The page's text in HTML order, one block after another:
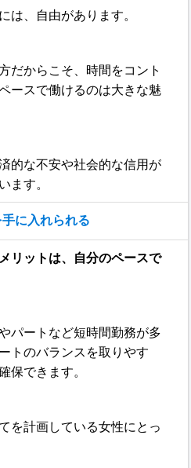
は、自由があります。
だからこそ、時間をコント
ースで働けるのは大きな魅
的な不安や社会的な信用が
ます。
に入れられる
リットは、自分のペースで
パートなど短時間勤務が多
トのバランスを取りやす
保できます。
を計画している女性にとっ